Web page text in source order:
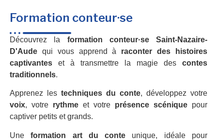
Formation conteur·se
Découvrez la formation conteur·se Saint-Nazaire-
D'Aude qui vous apprend à raconter des histoires
captivantes et à transmettre la magie des contes
traditionnels.
Apprenez les techniques du conte, développez votre
voix, votre rythme et votre présence scénique pour
captiver petits et grands.
Uneformation art du conte unique, idéale pour